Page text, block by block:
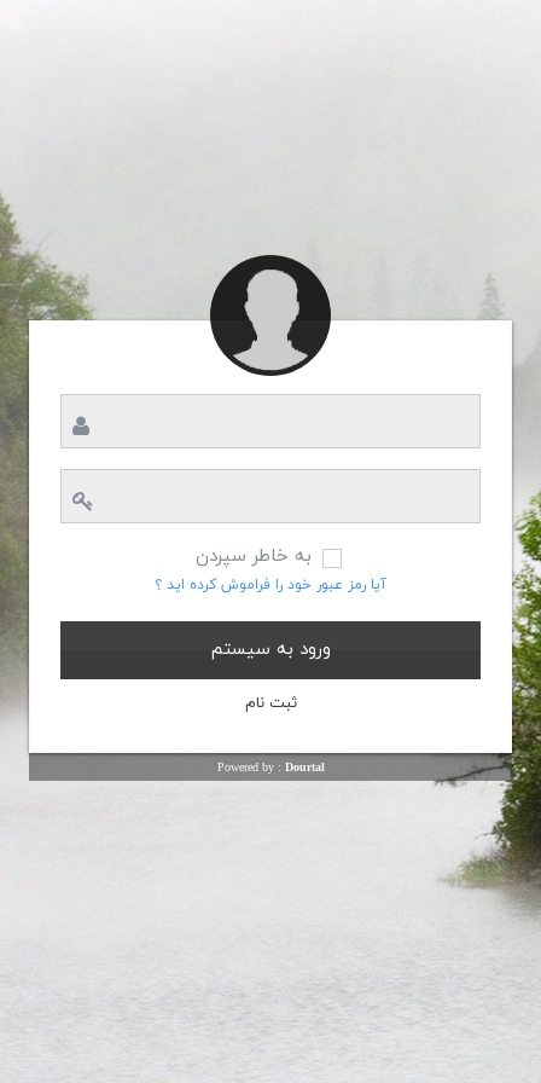
به خاطر سپردن
آیا رمز عبور خود را فراموش کرده اید ؟
Powered by : Dourtal